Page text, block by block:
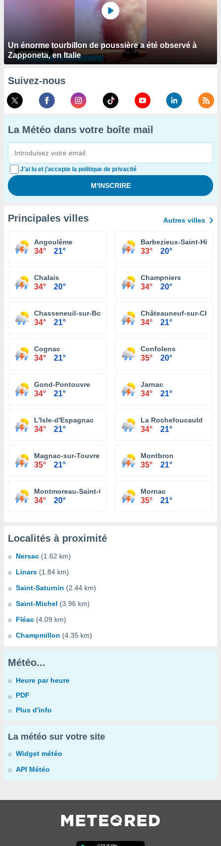
Un énorme tourbillon de poussière a été observé à
Zapponeta, en Italie
Suivez-nous
La Météo dans votre boîte mail
J'ai lu et j'accepte la politique de privacité
Principales villes Autres villes
Angoulême
34° 21°
Barbezieux-Saint-Hilaire
33° 20°
Chalais
34° 20°
Champniers
34° 20°
Chasseneuil-sur-Bonnieure
34° 21°
Châteauneuf-sur-
34° 21°
Cognac
34° 21°
Confolens
35° 20°
Gond-Pontouvre
34° 21°
Jarnac
34° 21°
L'Isle-d'Espagnac
34° 21°
La Rochefoucauld
34° 21°
Magnac-sur-Touvre
35° 21°
Montbron
35° 21°
Montmoreau-Saint-Cybard
34° 20°
Mornac
35° 21°
Localités à proximité
Nersac (1.62 km)
Linars (1.84 km)
Saint-Saturnin (2.44 km)
Saint-Michel (3.96 km)
Fléac (4.09 km)
Champmillon (4.35 km)
Météo...
Heure par heure
PDF
Plus d'info
La météo sur votre site
Widget météo
API Météo